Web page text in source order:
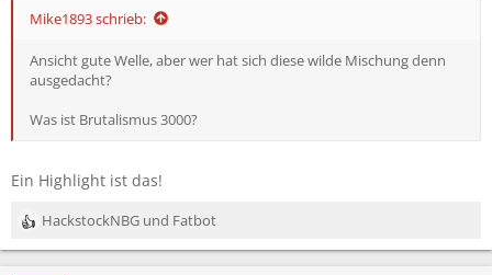
Mike1893 schrieb:
Ansicht gute Welle, aber wer hat sich diese wilde Mischung denn
ausgedacht?
Was ist Brutalismus 3000?
Ein Highlight ist das!
R
e
HackstockNBG und Fatbot